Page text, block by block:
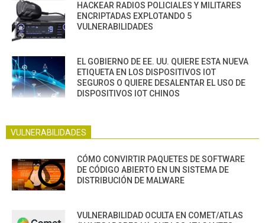
HACKEAR RADIOS POLICIALES Y MILITARES
ENCRIPTADAS EXPLOTANDO 5
VULNERABILIDADES
EL GOBIERNO DE EE. UU. QUIERE ESTA NUEVA
ETIQUETA EN LOS DISPOSITIVOS IOT
SEGUROS O QUIERE DESALENTAR EL USO DE
DISPOSITIVOS IOT CHINOS
VULNERABILIDADES
CÓMO CONVIRTIR PAQUETES DE SOFTWARE
DE CÓDIGO ABIERTO EN UN SISTEMA DE
DISTRIBUCIÓN DE MALWARE
VULNERABILIDAD OCULTA EN COMET/ATLAS